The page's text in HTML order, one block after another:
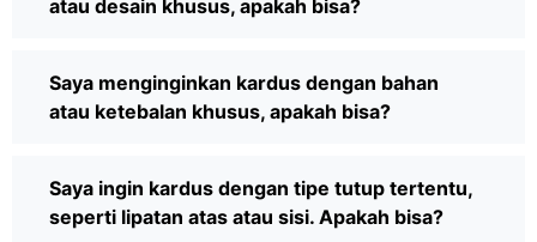
atau desain khusus, apakah bisa?
Saya menginginkan kardus dengan bahan
atau ketebalan khusus, apakah bisa?
Saya ingin kardus dengan tipe tutup tertentu,
seperti lipatan atas atau sisi. Apakah bisa?